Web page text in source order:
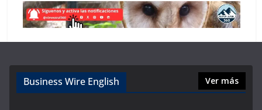
Business Wire English Ver más